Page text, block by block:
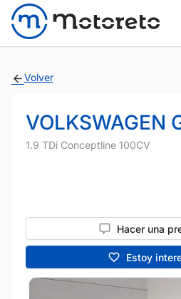
Volver
VOLKSWAGEN
1.9 TDi Conceptline 100CV
Hacer una
Estoy